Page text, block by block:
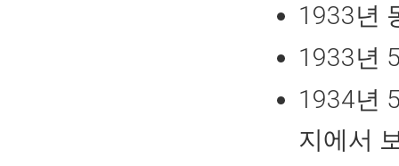
1933년
1933년
1934년
지에서